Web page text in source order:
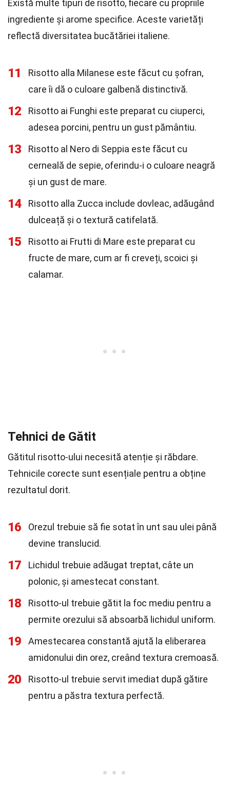
Există multe tipuri de risotto, fiecare cu propriile
ingrediente și arome specifice. Aceste varietăți
reflectă diversitatea bucătăriei italiene.
11
Risotto alla Milanese este făcut cu șofran,
care îi dă o culoare galbenă distinctivă.
12
Risotto ai Funghi este preparat cu ciuperci,
adesea porcini, pentru un gust pământiu.
13
Risotto al Nero di Seppia este făcut cu
cerneală de sepie, oferindu-i o culoare neagră
și un gust de mare.
14
Risotto alla Zucca include dovleac, adăugând
dulceață și o textură catifelată.
15
Risotto ai Frutti di Mare este preparat cu
fructe de mare, cum ar fi creveți, scoici și
calamar.
Tehnici de Gătit
Gătitul risotto-ului necesită atenție și răbdare.
Tehnicile corecte sunt esențiale pentru a obține
rezultatul dorit.
16
Orezul trebuie să fie sotat în unt sau ulei până
devine translucid.
17
Lichidul trebuie adăugat treptat, câte un
polonic, și amestecat constant.
18
Risotto-ul trebuie gătit la foc mediu pentru a
permite orezului să absoarbă lichidul uniform.
19
Amestecarea constantă ajută la eliberarea
amidonului din orez, creând textura cremoasă.
20
Risotto-ul trebuie servit imediat după gătire
pentru a păstra textura perfectă.